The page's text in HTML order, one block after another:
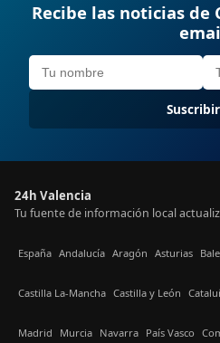
Recibe las noticias de
24h Valencia
Tu fuente de información local
España Andalucía Aragón Asturias
Castilla La-Mancha Castilla y León
Madrid Murcia Navarra País Vasco